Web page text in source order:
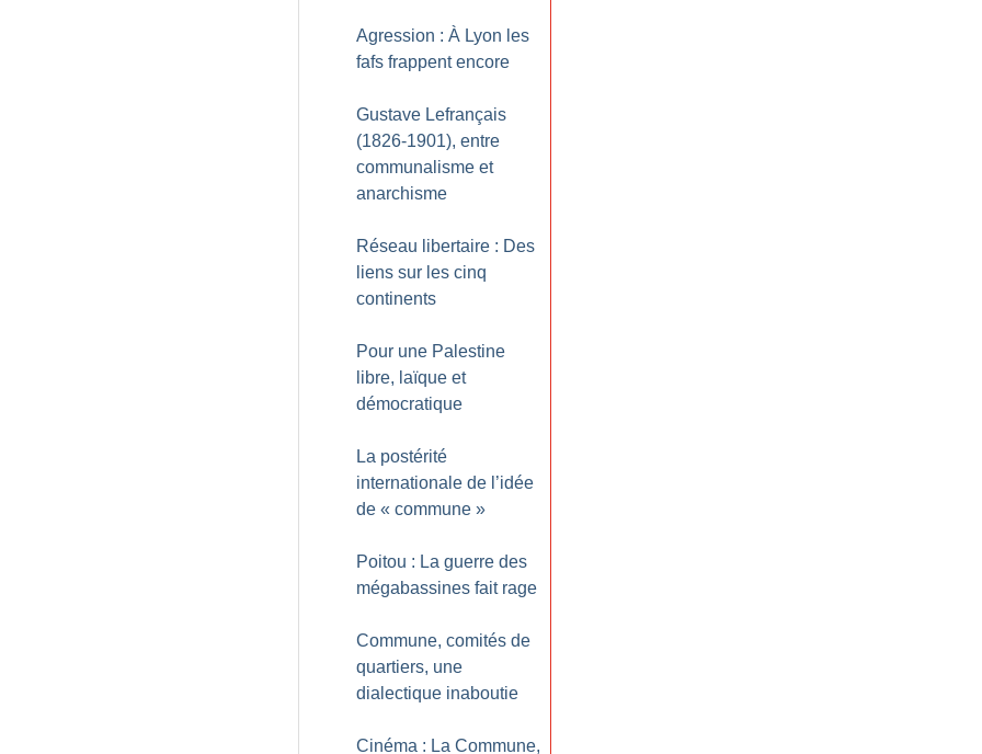
Agression : À Lyon les
fafs frappent encore
Gustave Lefrançais
(1826-1901), entre
communalisme et
anarchisme
Réseau libertaire : Des
liens sur les cinq
continents
Pour une Palestine
libre, laïque et
démocratique
La postérité
internationale de l’idée
de « commune »
Poitou : La guerre des
mégabassines fait rage
Commune, comités de
quartiers, une
dialectique inaboutie
Cinéma : La Commune,